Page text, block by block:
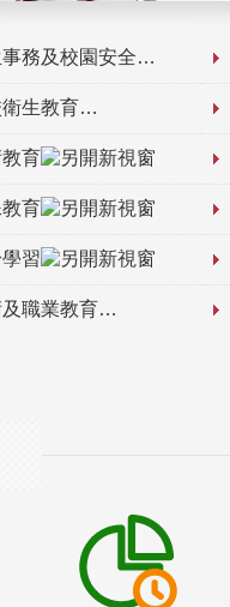
務及校園安全
生教育
育
育
習
職業教育